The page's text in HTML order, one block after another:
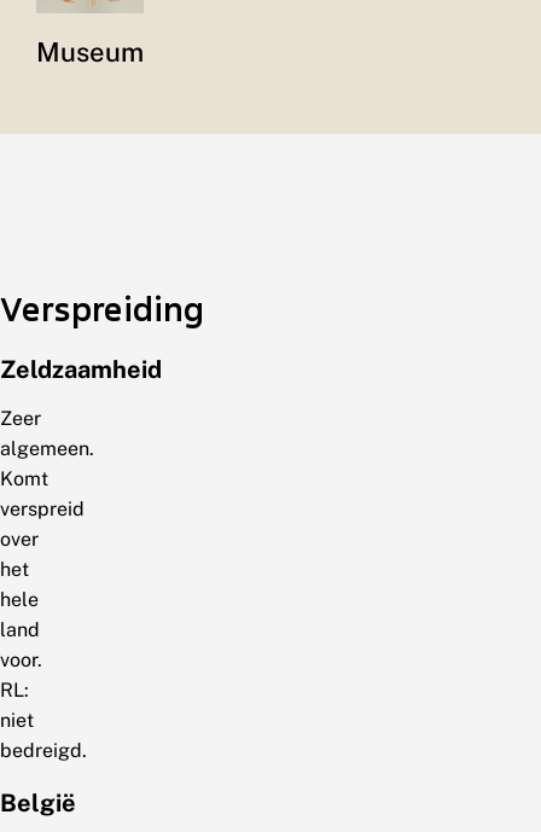
Museum
Verspreiding
Zeldzaamheid
Zeer
algemeen.
Komt
verspreid
over
het
hele
land
voor.
RL:
niet
bedreigd.
België